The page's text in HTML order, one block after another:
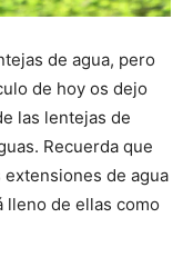
de agua, pero
de hoy os dejo
las lentejas de
Recuerda que
de agua
lleno de ellas como